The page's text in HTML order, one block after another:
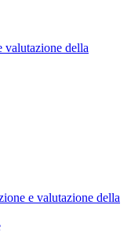
valutazione della
e valutazione della